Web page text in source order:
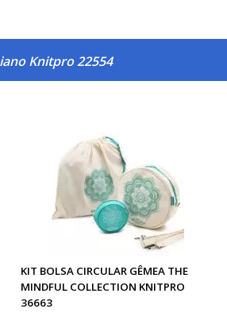
Knitpro 22554
KIT BOLSA CIRCULAR GÊMEA THE
MINDFUL COLLECTION KNITPRO
36663